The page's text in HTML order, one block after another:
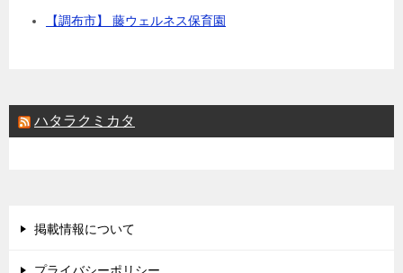
【調布市】 藤ウェルネス保育園
ハタラクミカタ
掲載情報について